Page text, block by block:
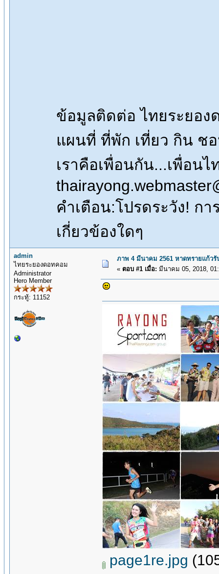
ข้อมูลติดต่อ ไทยระยอง
แผนที่ ที่พัก เที่ยว กิน ช
เราคือเพื่อนกัน...เพื่อน
คำเตือน:โปรดระวัง! ก
เกี่ยวข้องใดๆ
admin
ไทยระยองดอทคอม
Administrator
Hero Member
กระทู้: 11152
ภาพ 4 มีนาคม 2561 หาดทรายแก้วรั
« ตอบ #1 เมื่อ: มีนาคม 05, 2018,
page1re.jpg